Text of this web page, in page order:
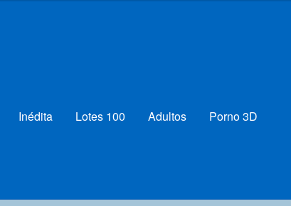
Inédita Lotes 100 Adultos Porno 3D